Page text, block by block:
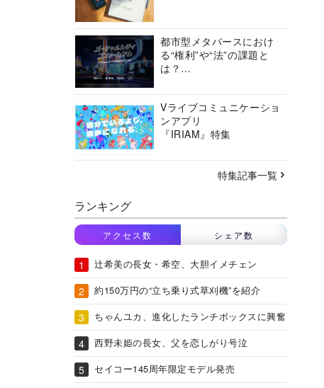
都市型メタバースにおけ
る“権利”や“法”の課題と
は？
ーシアムの挑戦に迫る
Vライブコミュニケーショ
ンアプリ
『IRIAM』特集
特集記事一覧
ランキング
アクセス数 シェア数
辻希美の長女・希空、大胆イメチェン
約150万円の“立ち乗り式草刈機”を紹介
ちゃんユカ、進化したランチボックスに興奮
西野未姫の長女、父を恋しがり号泣
セイコー145周年限定モデル発売